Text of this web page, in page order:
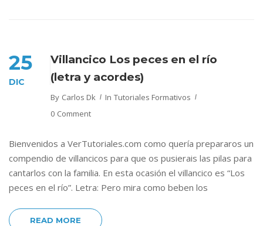
25
DIC
Villancico Los peces en el río
(letra y acordes)
By Carlos Dk In Tutoriales Formativos
0 Comment
Bienvenidos a VerTutoriales.com como quería prepararos un
compendio de villancicos para que os pusierais las pilas para
cantarlos con la familia. En esta ocasión el villancico es “Los
peces en el río”. Letra: Pero mira como beben los
READ MORE